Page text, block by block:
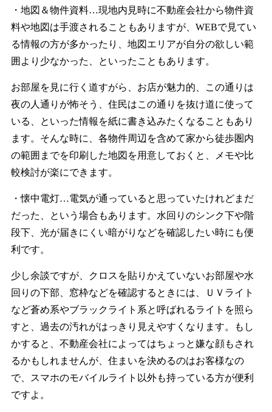
・地図＆物件資料…現地内見時に不動産会社から物件資
料や地図は手渡されることもありますが、WEBで見てい
る情報の方が多かったり、地図エリアが自分の欲しい範
囲より少なかった、といったこともあります。
お部屋を見に行く道すがら、お店が魅力的、この通りは
夜の人通りが怖そう、住民はこの通りを抜け道に使って
いる、といった情報を紙に書き込みたくなることもあり
ます。そんな時に、各物件周辺を含めて家から徒歩圏内
の範囲までを印刷した地図を用意しておくと、メモや比
較検討が楽にできます。
・懐中電灯…電気が通っていると思っていたけれどまだ
だった、という場合もあります。水回りのシンク下や階
段下、光が届きにくい暗がりなどを確認したい時にも便
利です。
少し余談ですが、クロスを貼りかえていないお部屋や水
回りの下部、窓枠などを確認するときには、ＵＶライト
など蒼め系やブラックライト系と呼ばれるライトを照ら
すと、過去の汚れがはっきり見えやすくなります。もし
かすると、不動産会社によってはちょっと嫌な顔もされ
るかもしれませんが、住まいを決めるのはお客様なの
で、スマホのモバイルライト以外も持っている方が便利
ですよ。